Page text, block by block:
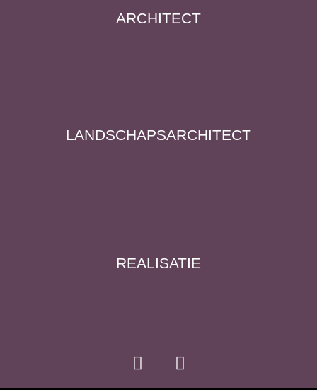
ARCHITECT
LANDSCHAPS­ARCHITECT
REALISATIE